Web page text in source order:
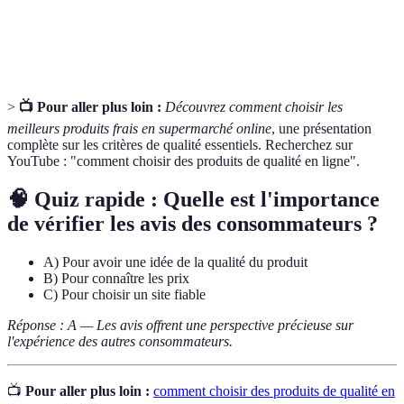
> 📺 Pour aller plus loin : Découvrez comment choisir les
meilleurs produits frais en supermarché online, une présentation
complète sur les critères de qualité essentiels. Recherchez sur
YouTube : "comment choisir des produits de qualité en ligne".
🧠 Quiz rapide : Quelle est l'importance
de vérifier les avis des consommateurs ?
A) Pour avoir une idée de la qualité du produit
B) Pour connaître les prix
C) Pour choisir un site fiable
Réponse : A — Les avis offrent une perspective précieuse sur
l'expérience des autres consommateurs.
📺 Pour aller plus loin : comment choisir des produits de qualité en